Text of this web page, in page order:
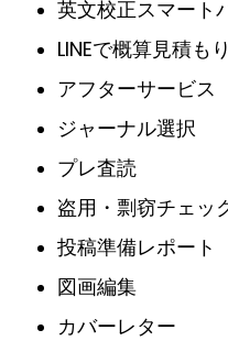
英文校正スマート
LINEで概算見積も
アフターサービス
ジャーナル選択
プレ査読
盗用・剽窃チェッ
投稿準備レポート
図画編集
カバーレター